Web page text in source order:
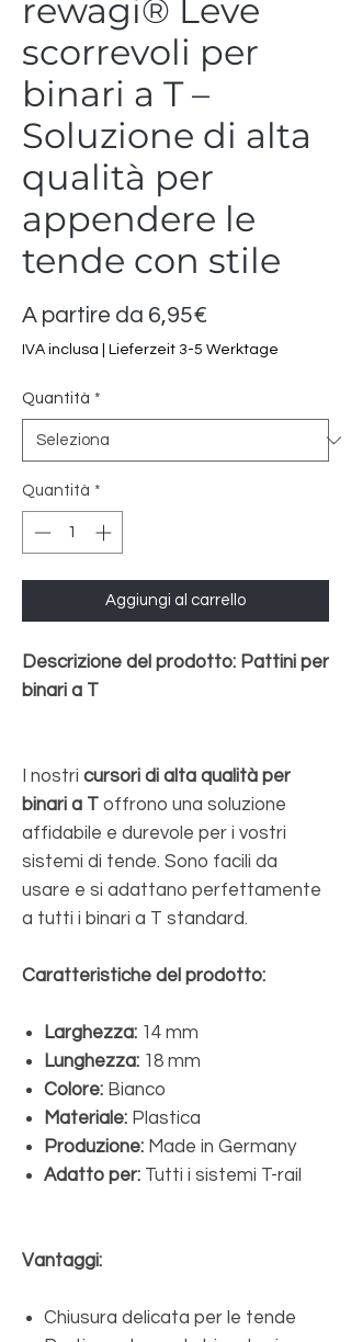
rewagi® Leve
scorrevoli per
binari a T –
Soluzione di alta
qualità per
appendere le
tende con stile
A partire da 6,95€
scontato
IVA inclusa Lieferzeit 3-5 Werktage
Quantità *
Quantità *
Aggiungi al carrello
Descrizione del prodotto: Pattini per
binari a T
I nostri cursori di alta qualità per
binari a T offrono una soluzione
affidabile e durevole per i vostri
sistemi di tende. Sono facili da
usare e si adattano perfettamente
a tutti i binari a T standard.
Caratteristiche del prodotto:
Larghezza: 14 mm
Lunghezza: 18 mm
Colore: Bianco
Materiale: Plastica
Produzione: Made in Germany
Adatto per: Tutti i sistemi T-rail
Vantaggi:
Chiusura delicata per le tende